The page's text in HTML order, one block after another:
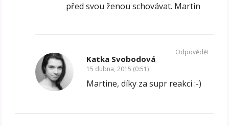
před svou ženou schovávat. Martin
Katka Svobodová
15 dubna, 2015 (0:51)
Martine, díky za supr reakci :-)
Odpovědět